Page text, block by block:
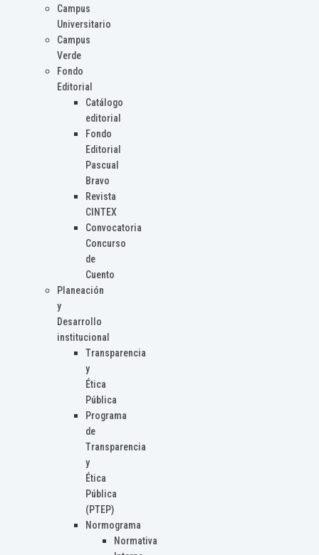
Campus
Universitario
Campus
Verde
Fondo
Editorial
Catálogo
editorial
Fondo
Editorial
Pascual
Bravo
Revista
CINTEX
Convocatoria
Concurso
de
Cuento
Planeación
y
Desarrollo
institucional
Transparencia
y
Ética
Pública
Programa
de
Transparencia
y
Ética
Pública
(PTEP)
Normograma
Normativa